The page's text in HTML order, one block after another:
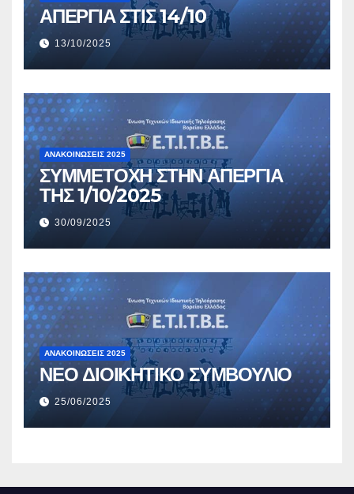
ΑΠΕΡΓΙΑ ΣΤΙΣ 14/10
13/10/2025
ΑΝΑΚΟΙΝΏΣΕΙΣ 2025
ΣΥΜΜΕΤΟΧΗ ΣΤΗΝ ΑΠΕΡΓΙΑ
ΤΗΣ 1/10/2025
30/09/2025
ΑΝΑΚΟΙΝΏΣΕΙΣ 2025
ΝΕΟ ΔΙΟΙΚΗΤΙΚΟ ΣΥΜΒΟΥΛΙΟ
25/06/2025